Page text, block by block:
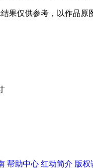
果仅供参考，以作品原
帮助中心 红动简介 版权